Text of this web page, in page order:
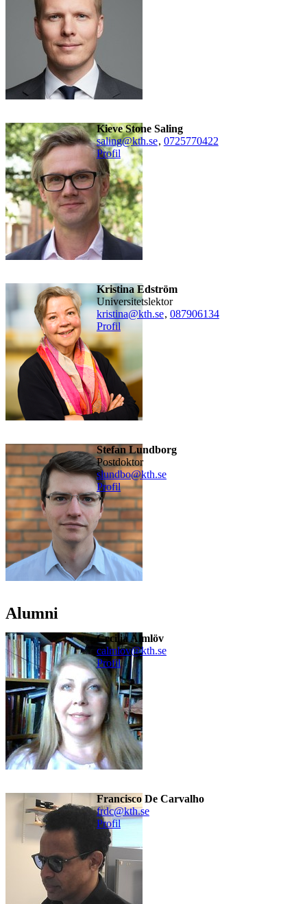
Kieve Stone Saling
saling@kth.se, 0725770422
Profil
Kristina Edström
universitetslektor
kristina@kth.se, 087906134
Profil
Stefan Lundborg
postdoktor
slundbo@kth.se
Profil
Alumni
Cecilia Almlöv
calmlov@kth.se
Profil
Francisco De Carvalho
frdc@kth.se
Profil